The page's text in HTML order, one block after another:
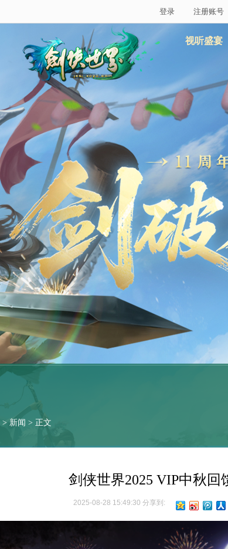
登录 注册账号
视听盛宴
> 新闻 > 正文
剑侠世界2025 VIP中秋回
2025-08-28 15:49:30 分享到: